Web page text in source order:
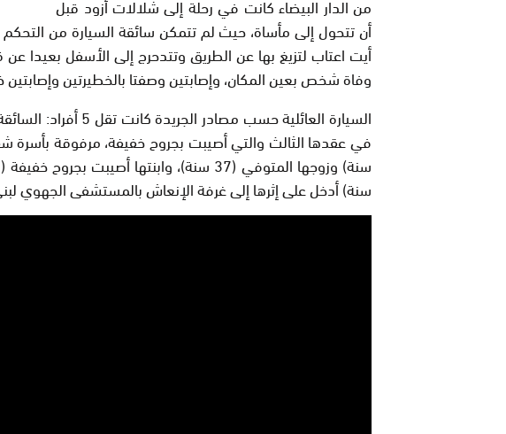
أن تتحول إلى مأساة، حيث لم تتمكن سائقة السيارة من
وفاة شخص بعين المكان، وإصابتين وصفتا بالخطيرتين وإصابتين
السيارة العائلية حسب
سنة) أدخل على إثرها إلى غرفة الإنعاش بالمستشفى الجهوي